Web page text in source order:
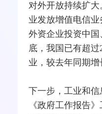
对外开放持续扩
业发放增值电信
外资企业投资中国
底，我国已有超过
业，较去年同期增
下一步，工业和
《政府工作报告